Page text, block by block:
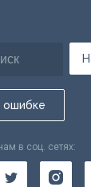
в соц. сетях: